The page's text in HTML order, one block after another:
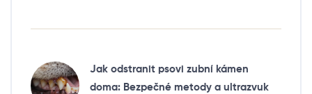
Jak odstranit psovi zubní kámen
doma: Bezpečné metody a ultrazvuk